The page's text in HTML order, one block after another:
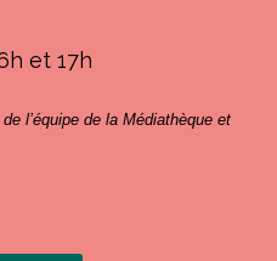
et 17h
l’équipe de la Médiathèque et